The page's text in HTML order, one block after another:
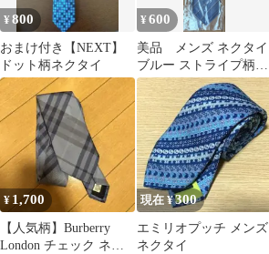
¥800
おまけ付き【NEXT】
ドット柄ネクタイ
¥600
美品 メンズ ネクタイ
ブルー ストライプ柄
8月末まで‼︎
¥ 1,700
【人気柄】Burberry
London チェック ネク
現在 ¥300
エミリオプッチ メンズ
ネクタイ